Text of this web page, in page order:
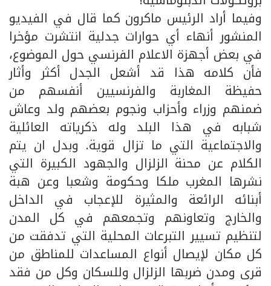
وفيما أراد الرئيس ماكرون كما قال في الفيديو
المنشور أنهاء أي حوارات جدلية انتشرت مؤخرا
في بعض أجهزة الاعلام الفرنسي حول الموضوع،
فأن كلامه هذا قد أشعل الجدل أكثر وأثار
حفيظة المغاربة والفرنسيين أنفسهم من
ضمنهم وزراء وأحزاب ونجوم بعضهم ولد وعاش
شبابه في هذا البلد وله ذكرياته العائلية
والاجتماعية التي ما تزال قوية. وبدل ان يتم
الكلام عن محنة الزلزال والجهود الكبيرة التي
نشرها المغرب ملكا وحكومة وشعبا وعن هبة
أبنائه الرائعة والمثيرة للإعجاب في الداخل
والخارج وتعاونهم وتجمعهم في كل المدن
لتنظيم تسيير التبرعات المحلية التي تدفقت من
كل مكان لإيصال أنواع المساعدات للمناطق من
قرى ومدن ضربها الزلزال وللسكان وكل من فقد